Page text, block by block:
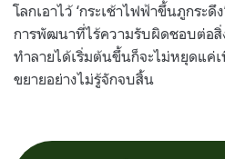
โลกเอาไว้ ‘กระเช้าไฟฟ้าขึ้นภูกระ
การพัฒนาที่ไร้ความรับผิดชอบต่อสิ่
ทำลายได้เริ่มต้นขึ้นก็จะไม่หยุดแค่
ขยายอย่างไม่รู้จักจบสิ้น